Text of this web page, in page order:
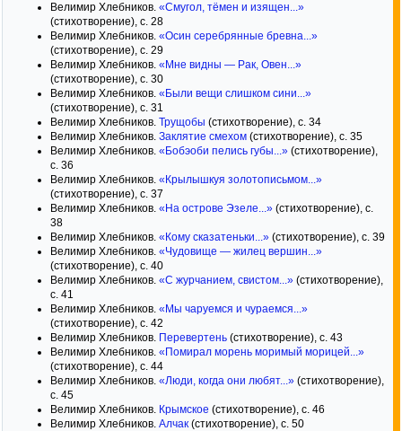
Велимир Хлебников. «Смугол, тёмен и изящен...»
(стихотворение), с. 28
Велимир Хлебников. «Осин серебрянные бревна...»
(стихотворение), с. 29
Велимир Хлебников. «Мне видны — Рак, Овен...»
(стихотворение), с. 30
Велимир Хлебников. «Были вещи слишком сини...»
(стихотворение), с. 31
Велимир Хлебников. Трущобы (стихотворение), с. 34
Велимир Хлебников. Заклятие смехом (стихотворение), с. 35
Велимир Хлебников. «Бобэоби пелись губы...» (стихотворение),
с. 36
Велимир Хлебников. «Крылышкуя золотописьмом...»
(стихотворение), с. 37
Велимир Хлебников. «На острове Эзеле...» (стихотворение), с.
38
Велимир Хлебников. «Кому сказатеньки...» (стихотворение), с. 39
Велимир Хлебников. «Чудовище — жилец вершин...»
(стихотворение), с. 40
Велимир Хлебников. «С журчанием, свистом...» (стихотворение),
с. 41
Велимир Хлебников. «Мы чаруемся и чураемся...»
(стихотворение), с. 42
Велимир Хлебников. Перевертень (стихотворение), с. 43
Велимир Хлебников. «Помирал морень моримый морицей...»
(стихотворение), с. 44
Велимир Хлебников. «Люди, когда они любят...» (стихотворение),
с. 45
Велимир Хлебников. Крымское (стихотворение), с. 46
Велимир Хлебников. Алчак (стихотворение), с. 50